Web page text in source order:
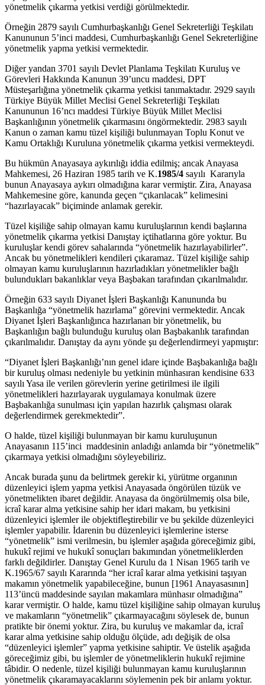
yönetmelik çıkarma yetkisi verdiği görülmektedir.
Örneğin 2879 sayılı Cumhurbaşkanlığı Genel Sekreterliği Teşkilatı
Kanununun 5’inci maddesi, Cumhurbaşkanlığı Genel Sekreterliğine
yönetmelik yapma yetkisi vermektedir.
Diğer yandan 3701 sayılı Devlet Planlama Teşkilatı Kuruluş ve
Görevleri Hakkında Kanunun 39’uncu maddesi, DPT
Müsteşarlığına yönetmelik çıkarma yetkisi tanımaktadır. 2929 sayılı
Türkiye Büyük Millet Meclisi Genel Sekreterliği Teşkilatı
Kanununun 16’ncı maddesi Türkiye Büyük Millet Meclisi
Başkanlığının yönetmelik çıkarmasını öngörmektedir. 2983 sayılı
Kanun o zaman kamu tüzel kişiliği bulunmayan Toplu Konut ve
Kamu Ortaklığı Kuruluna yönetmelik çıkarma yetkisi vermekteydi.
Bu hükmün Anayasaya aykırılığı iddia edilmiş; ancak Anayasa
Mahkemesi, 26 Haziran 1985 tarih ve K.1985/4 sayılı Kararıyla
bunun Anayasaya aykırı olmadığına karar vermiştir. Zira, Anayasa
Mahkemesine göre, kanunda geçen “çıkarılacak” kelimesini
“hazırlayacak” biçiminde anlamak gerekir.
Tüzel kişiliğe sahip olmayan kamu kuruluşlarının kendi başlarına
yönetmelik çıkarma yetkisi Danıştay içtihatlarına göre yoktur. Bu
kuruluşlar kendi görev sahalarında “yönetmelik hazırlayabilirler”.
Ancak bu yönetmelikleri kendileri çıkaramaz. Tüzel kişiliğe sahip
olmayan kamu kuruluşlarının hazırladıkları yönetmelikler bağlı
bulundukları bakanlıklar veya Başbakan tarafından çıkarılmalıdır.
Örneğin 633 sayılı Diyanet İşleri Başkanlığı Kanununda bu
Başkanlığa “yönetmelik hazırlama” görevini vermektedir. Ancak
Diyanet İşleri Başkanlığınca hazırlanan bir yönetmelik, bu
Başkanlığın bağlı bulunduğu kuruluş olan Başbakanlık tarafından
çıkarılmalıdır. Danıştay da aynı yönde şu değerlendirmeyi yapmıştır:
“Diyanet İşleri Başkanlığı’nın genel idare içinde Başbakanlığa bağlı
bir kuruluş olması nedeniyle bu yetkinin münhasıran kendisine 633
sayılı Yasa ile verilen görevlerin yerine getirilmesi ile ilgili
yönetmelikleri hazırlayarak uygulamaya konulmak üzere
Başbakanlığa sunulması için yapılan hazırlık çalışması olarak
değerlendirmek gerekmektedir”.
O halde, tüzel kişiliği bulunmayan bir kamu kuruluşunun
Anayasanın 115’inci maddesinin anladığı anlamda bir “yönetmelik”
çıkarmaya yetkisi olmadığını söyleyebiliriz.
Ancak burada şunu da belirtmek gerekir ki, yürütme organının
düzenleyici işlem yapma yetkisi Anayasada öngörülen tüzük ve
yönetmelikten ibaret değildir. Anayasa da öngörülmemiş olsa bile,
icraî karar alma yetkisine sahip her idari makam, bu yetkisini
düzenleyici işlemler ile objektifleştirebilir ve bu şekilde düzenleyici
işlemler yapabilir. İdarenin bu düzenleyici işlemlerine isterse
“yönetmelik” ismi verilmesin, bu işlemler aşağıda göreceğimiz gibi,
hukukî rejimi ve hukukî sonuçları bakımından yönetmeliklerden
farklı değildirler. Danıştay Genel Kurulu da 1 Nisan 1965 tarih ve
K.1965/67 sayılı Kararında “her icraî karar alma yetkisini taşıyan
makamın yönetmelik yapabileceğine, bunun [1961 Anayasasının]
113’üncü maddesinde sayılan makamlara münhasır olmadığına”
karar vermiştir. O halde, kamu tüzel kişiliğine sahip olmayan kuruluş
ve makamların “yönetmelik” çıkarmayacağını söylesek de, bunun
pratikte bir önemi yoktur. Zira, bu kuruluş ve makamlar da, icraî
karar alma yetkisine sahip olduğu ölçüde, adı değişik de olsa
“düzenleyici işlemler” yapma yetkisine sahiptir. Ve üstelik aşağıda
göreceğimiz gibi, bu işlemler de yönetmeliklerin hukukî rejimine
tâbidir. O nedenle, tüzel kişiliği bulunmayan kamu kuruluşlarının
yönetmelik çıkaramayacaklarını söylemenin pek bir anlamı yoktur.